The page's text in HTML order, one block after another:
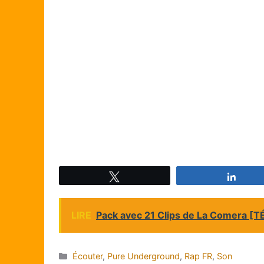
LIRE Pack avec 21 Clips de La Comera
Catégories
Écouter, Pure Underground, Rap FR, Son